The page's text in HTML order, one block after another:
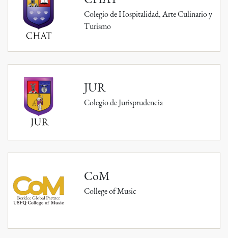
Colegio de Hospitalidad, Arte Culinario y
Turismo
JUR
Colegio de Jurisprudencia
CoM
College of Music